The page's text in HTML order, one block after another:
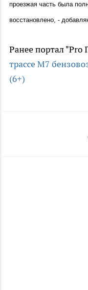
проезжая часть была
восстановлено, -
Ранее портал "Pro
трассе М7
(6+)